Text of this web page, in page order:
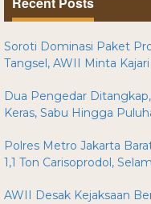
Soroti Dominasi Paket
Tangsel, AWII Minta
Dua Pengedar
Keras, Sabu Hingga
Polres Metro Jakarta
1,1 Ton Carisoprodol,
AWII Desak Kejaksaan